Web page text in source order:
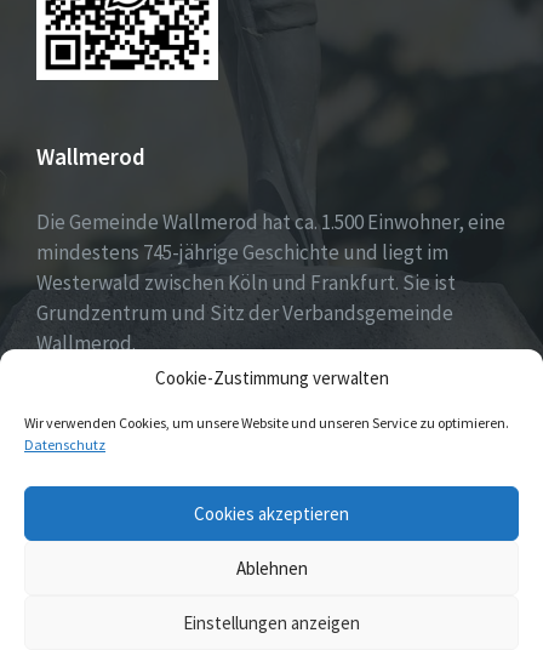
Cookie-Zustimmung verwalten
Wir verwenden Cookies, um unsere Website und unseren Service zu optimieren.
Datenschutz
Cookies akzeptieren
Ablehnen
Einstellungen anzeigen
Wallmerod
Die Gemeinde Wallmerod hat ca. 1.500 Einwohner, eine
mindestens 745-jährige Geschichte und liegt im
Westerwald zwischen Köln und Frankfurt. Sie ist
Grundzentrum und Sitz der Verbandsgemeinde
Wallmerod.